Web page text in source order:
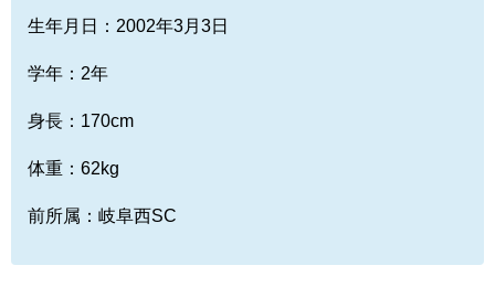
生年月日：2002年3月3日
学年：2年
身長：170cm
体重：62kg
前所属：岐阜西SC